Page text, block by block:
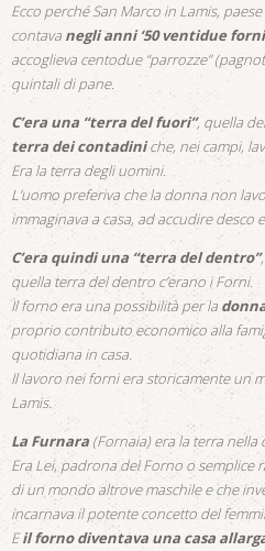
Ecco perché San Marco in Lamis,
contava negli anni ‘50 ventidue forni
accoglieva centodue “parrozze”
quintali di pane.
C’era una “terra del fuori”, quella
terra dei contadiniche, nei campi,
Era la terra degli uomini.
L’uomo preferiva che la donna non
immaginava a casa, ad accudire desco
C’era quindi una “terra del dentro”
quella terra del dentro c’erano i Forni.
Il forno era una possibilità per la
proprio contributo economico alla
quotidiana in casa.
Il lavoro nei forni era storicamente un
Lamis.
La Furnara (Fornaia) era la terra nella
Era Lei, padrona del Forno o semplice
di un mondo altrove maschile e che
incarnava il potente concetto del
Eil forno diventava una casa